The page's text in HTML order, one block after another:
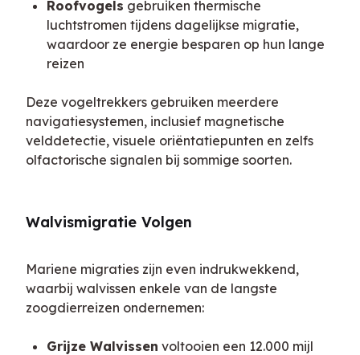
Roofvogels gebruiken thermische
luchtstromen tijdens dagelijkse migratie,
waardoor ze energie besparen op hun lange
reizen
Deze vogeltrekkers gebruiken meerdere
navigatiesystemen, inclusief magnetische
velddetectie, visuele oriëntatiepunten en zelfs
olfactorische signalen bij sommige soorten.
Walvismigratie Volgen
Mariene migraties zijn even indrukwekkend,
waarbij walvissen enkele van de langste
zoogdierreizen ondernemen:
Grijze Walvissen voltooien een 12.000 mijl